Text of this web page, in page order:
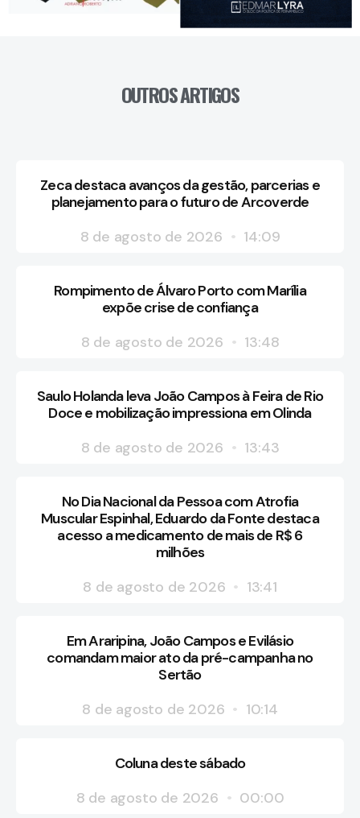
OUTROS ARTIGOS
Zeca destaca avanços da gestão, parcerias e
planejamento para o futuro de Arcoverde
8 de agosto de 2026
14:09
Rompimento de Álvaro Porto com Marília
expõe crise de confiança
8 de agosto de 2026
13:48
Saulo Holanda leva João Campos à Feira de Rio
Doce e mobilização impressiona em Olinda
8 de agosto de 2026
13:43
No Dia Nacional da Pessoa com Atrofia
Muscular Espinhal, Eduardo da Fonte destaca
acesso a medicamento de mais de R$ 6
milhões
8 de agosto de 2026
13:41
Em Araripina, João Campos e Evilásio
comandam maior ato da pré-campanha no
Sertão
8 de agosto de 2026
10:14
Coluna deste sábado
8 de agosto de 2026
00:00